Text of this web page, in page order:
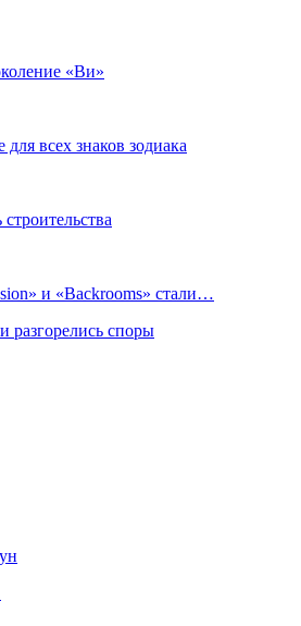
«Ви»
всех знаков зодиака
и «Backrooms» стали…
разгорелись споры